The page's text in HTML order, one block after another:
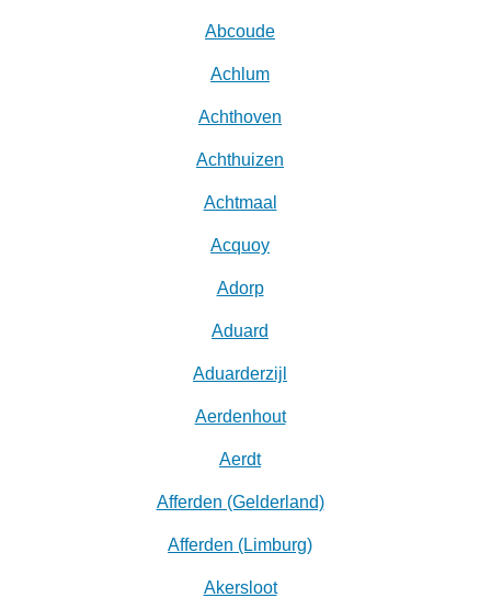
Abcoude
Achlum
Achthoven
Achthuizen
Achtmaal
Acquoy
Adorp
Aduard
Aduarderzijl
Aerdenhout
Aerdt
Afferden (Gelderland)
Afferden (Limburg)
Akersloot